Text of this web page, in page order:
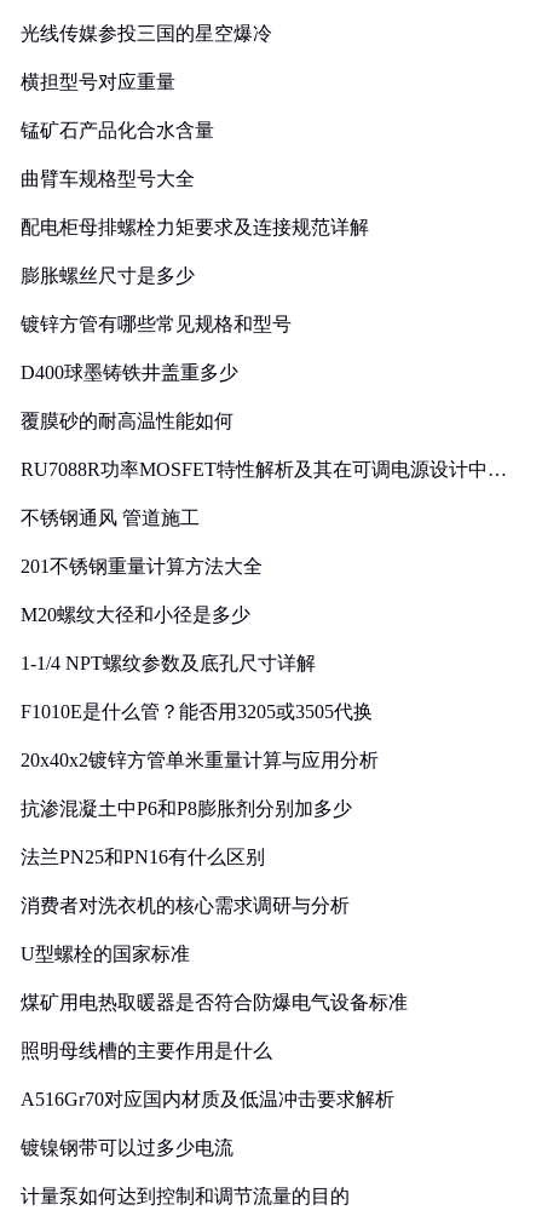
光线传媒参投三国的星空爆冷
横担型号对应重量
锰矿石产品化合水含量
曲臂车规格型号大全
配电柜母排螺栓力矩要求及连接规范详解
膨胀螺丝尺寸是多少
镀锌方管有哪些常见规格和型号
D400球墨铸铁井盖重多少
覆膜砂的耐高温性能如何
RU7088R功率MOSFET特性解析及其在可调电源设计中的
不锈钢通风 管道施工
201不锈钢重量计算方法大全
M20螺纹大径和小径是多少
1-1/4 NPT螺纹参数及底孔尺寸详解
F1010E是什么管？能否用3205或3505代换
20x40x2镀锌方管单米重量计算与应用分析
抗渗混凝土中P6和P8膨胀剂分别加多少
法兰PN25和PN16有什么区别
消费者对洗衣机的核心需求调研与分析
U型螺栓的国家标准
煤矿用电热取暖器是否符合防爆电气设备标准
照明母线槽的主要作用是什么
A516Gr70对应国内材质及低温冲击要求解析
镀镍钢带可以过多少电流
计量泵如何达到控制和调节流量的目的